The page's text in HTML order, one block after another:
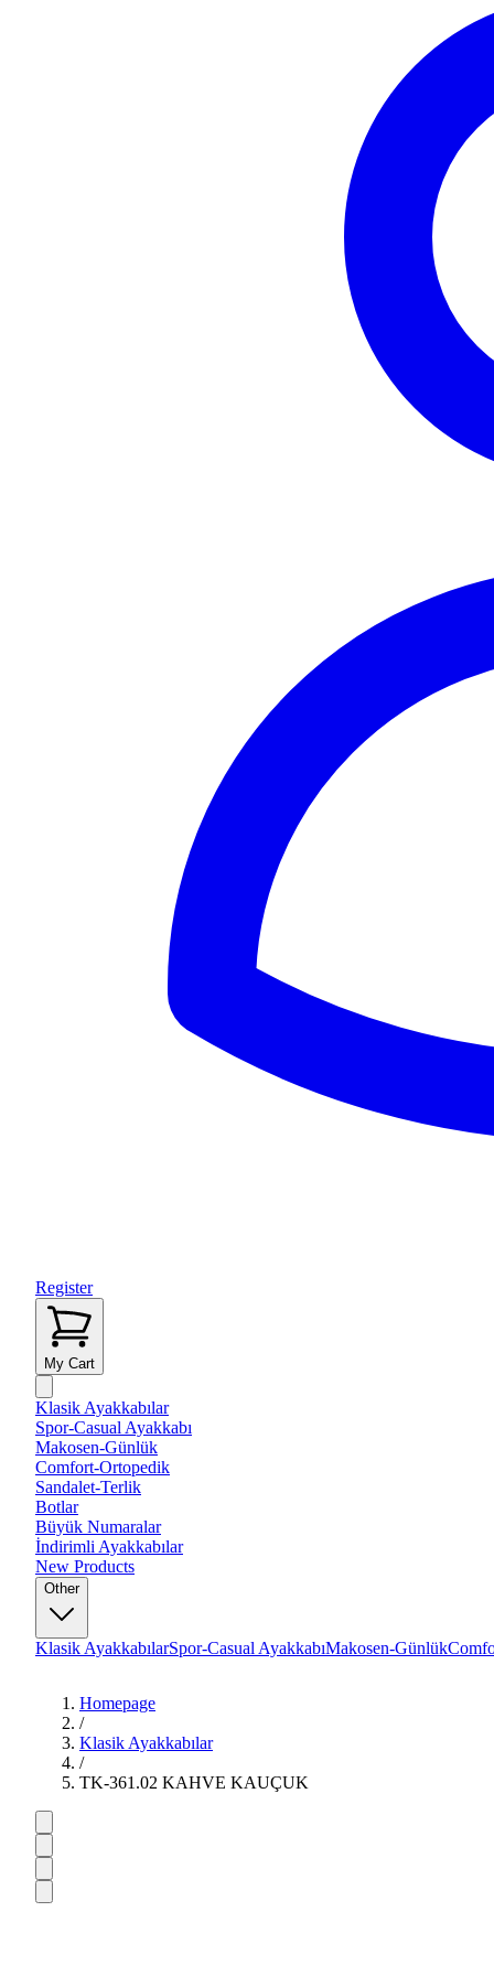
Register
My Cart
Klasik Ayakkabılar
Spor-Casual Ayakkabı
Makosen-Günlük
Comfort-Ortopedik
Sandalet-Terlik
Botlar
Büyük Numaralar
İndirimli Ayakkabılar
New Products
Other
Klasik AyakkabılarSpor-Casual AyakkabıMakosen-Günlük
Homepage
/
Klasik Ayakkabılar
/
TK-361.02 KAHVE KAUÇUK